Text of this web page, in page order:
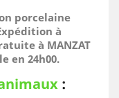
porcelaine
à
à MANZAT
en 24h00.
: